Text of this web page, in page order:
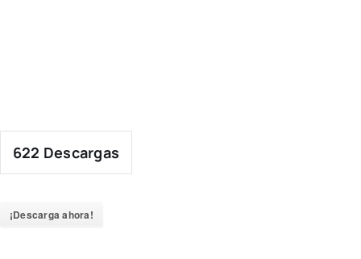
622 Descargas
¡Descarga ahora!